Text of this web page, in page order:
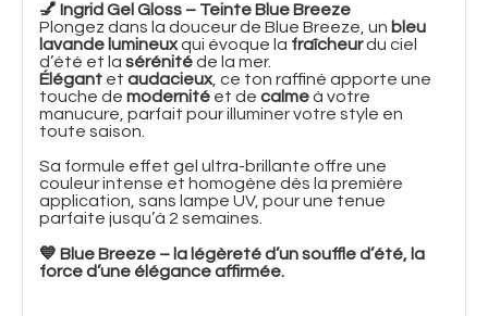
💅 Ingrid Gel Gloss – Teinte Blue Breeze
Plongez dans la douceur de Blue Breeze, un bleu
lavande lumineuxqui évoque la fraîcheurdu ciel
d’été et la sérénitéde la mer.
Élégant et audacieux, ce ton raffiné apporte une
touche de modernité et de calmeà votre
manucure, parfait pour illuminer votre style en
toute saison.
Sa formule effet gel ultra-brillante offre une
couleur intense et homogène dès la première
application, sans lampe UV, pour une tenue
parfaite jusqu’à 2 semaines.
💙 Blue Breeze – la légèreté d’un souffle d’été, la
force d’une élégance affirmée.